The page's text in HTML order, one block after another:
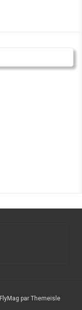
FlyMag par Themeisle